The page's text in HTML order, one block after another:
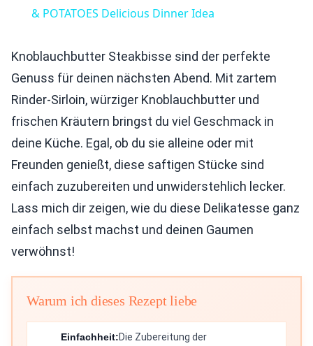
& POTATOES Delicious Dinner Idea
Knoblauchbutter Steakbisse sind der perfekte
Genuss für deinen nächsten Abend. Mit zartem
Rinder-Sirloin, würziger Knoblauchbutter und
frischen Kräutern bringst du viel Geschmack in
deine Küche. Egal, ob du sie alleine oder mit
Freunden genießt, diese saftigen Stücke sind
einfach zuzubereiten und unwiderstehlich lecker.
Lass mich dir zeigen, wie du diese Delikatesse ganz
einfach selbst machst und deinen Gaumen
verwöhnst!
Warum ich dieses Rezept liebe
Einfachheit:Die Zubereitung der